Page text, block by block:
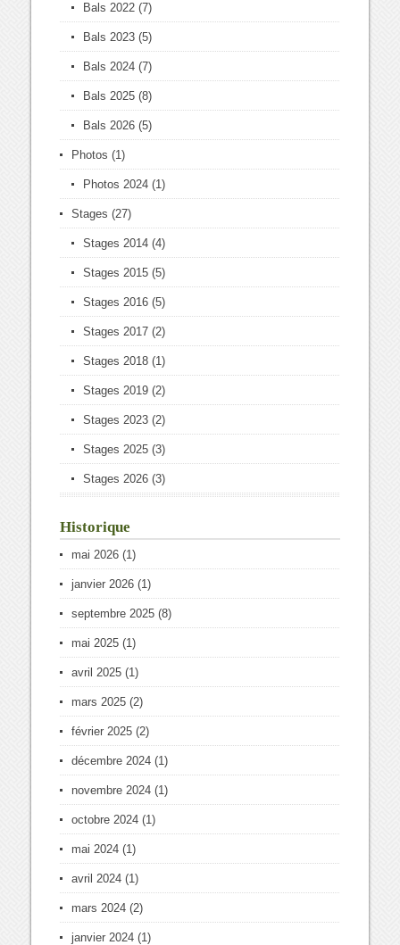
Bals 2022 (7)
Bals 2023 (5)
Bals 2024 (7)
Bals 2025 (8)
Bals 2026 (5)
Photos (1)
Photos 2024 (1)
Stages (27)
Stages 2014 (4)
Stages 2015 (5)
Stages 2016 (5)
Stages 2017 (2)
Stages 2018 (1)
Stages 2019 (2)
Stages 2023 (2)
Stages 2025 (3)
Stages 2026 (3)
Historique
mai 2026 (1)
janvier 2026 (1)
septembre 2025 (8)
mai 2025 (1)
avril 2025 (1)
mars 2025 (2)
février 2025 (2)
décembre 2024 (1)
novembre 2024 (1)
octobre 2024 (1)
mai 2024 (1)
avril 2024 (1)
mars 2024 (2)
janvier 2024 (1)